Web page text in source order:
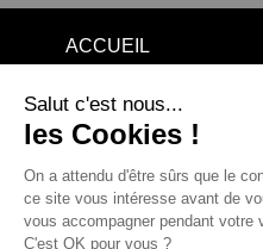
Commune Isigny-le-
5 jours
RALLYE DE BASSE
ACCUEIL
Salut c'est nous...
les Cookies !
On a attendu d'être sûrs que le
ce site vous intéresse avant de
vous accompagner pendant votre
C'est OK pour vous ?